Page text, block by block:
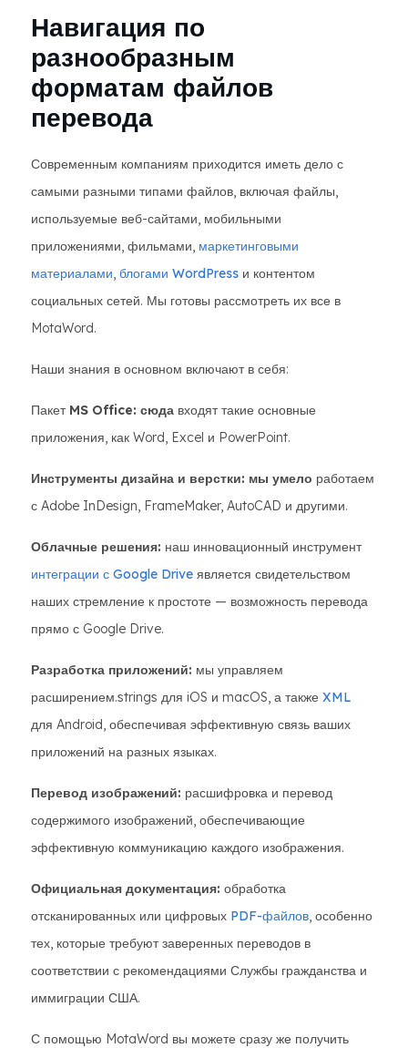
Навигация по
разнообразным
форматам файлов
перевода
Современным компаниям приходится иметь дело с
самыми разными типами файлов, включая файлы,
используемые веб-сайтами, мобильными
приложениями, фильмами, маркетинговыми
материалами, блогами WordPress и контентом
социальных сетей. Мы готовы рассмотреть их все в
MotaWord.
Наши знания в основном включают в себя:
Пакет MS Office: сюда входят такие основные
приложения, как Word, Excel и PowerPoint.
Инструменты дизайна и верстки: мы умело работаем
с Adobe InDesign, FrameMaker, AutoCAD и другими.
Облачные решения: наш инновационный инструмент
интеграции с Google Drive является свидетельством
наших стремление к простоте — возможность перевода
прямо с Google Drive.
Разработка приложений: мы управляем
расширением.strings для iOS и macOS, а также XML
для Android, обеспечивая эффективную связь ваших
приложений на разных языках.
Перевод изображений: расшифровка и перевод
содержимого изображений, обеспечивающие
эффективную коммуникацию каждого изображения.
Официальная документация: обработка
отсканированных или цифровых PDF-файлов, особенно
тех, которые требуют заверенных переводов в
соответствии с рекомендациями Службы гражданства и
иммиграции США.
С помощью MotaWord вы можете сразу же получить